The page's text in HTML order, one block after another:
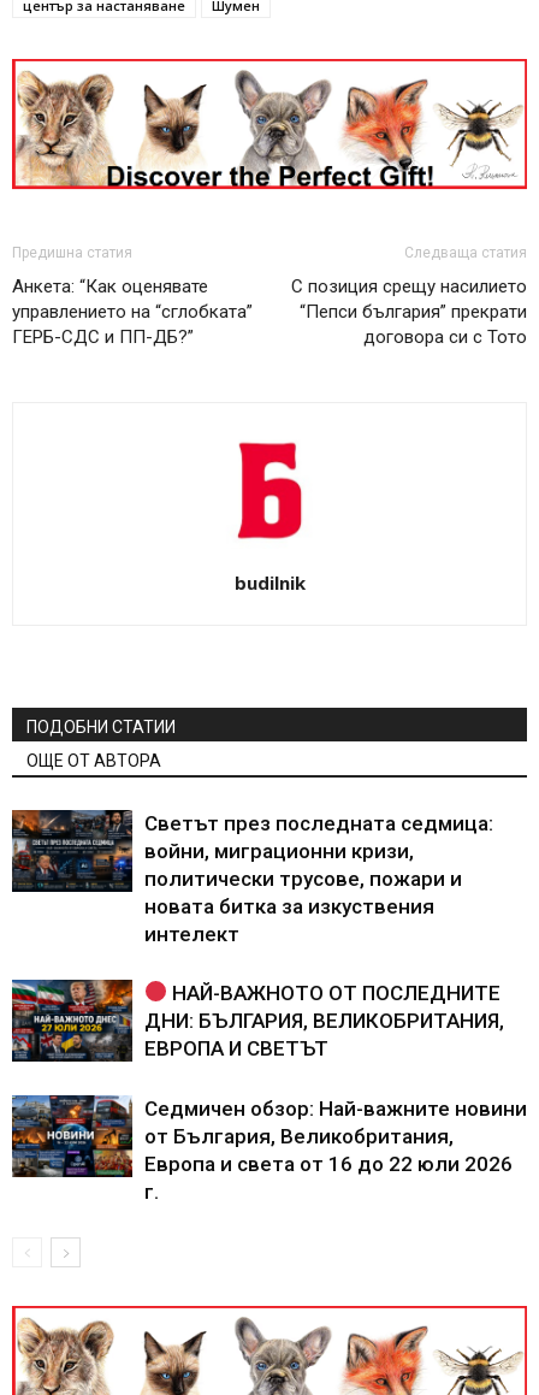
център за настаняване Шумен
Предишна статия
Анкета: “Как оценявате
управлението на “сглобката”
ГЕРБ-СДС и ПП-ДБ?”
Следваща статия
С позиция срещу насилието
“Пепси българия” прекрати
договора си с Тото
budilnik
ПОДОБНИ СТАТИИ
ОЩЕ ОТ АВТОРА
Светът през последната седмица:
войни, миграционни кризи,
политически трусове, пожари и
новата битка за изкуствения
интелект
НАЙ-ВАЖНОТО ОТ ПОСЛЕДНИТЕ
ДНИ: БЪЛГАРИЯ, ВЕЛИКОБРИТАНИЯ,
ЕВРОПА И СВЕТЪТ
Седмичен обзор: Най-важните новини
от България, Великобритания,
Европа и света от 16 до 22 юли 2026
г.